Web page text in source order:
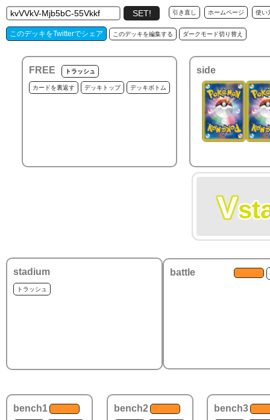
引き直し ホームページ 使い
このデッキをTwitterでシェア このデッキを編集する ダークモード切り替え
FREE トラッシュ
カードを裏返す デッキトップ デッキボトム
side
V
stadium
トラッシュ
battle
bench1 bench2 bench3